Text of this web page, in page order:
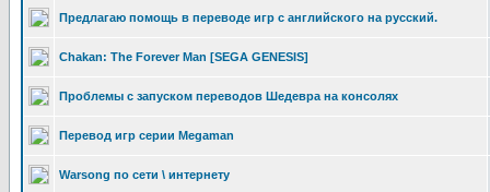
Предлагаю помощь в переводе игр с английского на русский.
Chakan: The Forever Man [SEGA GENESIS]
Проблемы с запуском переводов Шедевра на консолях
Перевод игр серии Megaman
Warsong по сети \ интернету